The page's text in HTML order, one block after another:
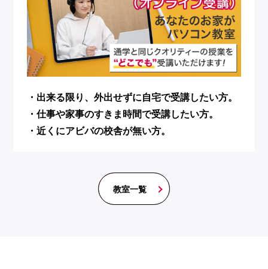
・出来る限り、外出せずに自宅で受講したい方。
・仕事や家事のすきま時間で受講したい方。
・近くにアビバの校舎が無い方。
教室一覧